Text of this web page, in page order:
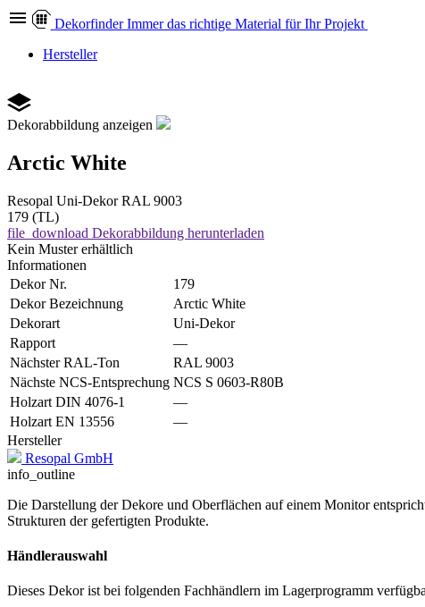
Dekorfinder Immer das richtige Material für Ihr Projekt
Hersteller
Dekorabbildung anzeigen
Arctic White
Resopal Uni-Dekor RAL 9003
179 (TL)
file_download Dekorabbildung herunterladen
Kein Muster erhältlich
Informationen
Dekor Nr.
179
Dekor Bezeichnung
Arctic White
Dekorart
Uni-Dekor
Rapport
—
Nächster RAL-Ton
RAL 9003
Nächste NCS-Entsprechung NCS S 0603-R80B
Holzart DIN 4076-1
—
Holzart EN 13556
—
Hersteller
Resopal GmbH
info_outline
Die Darstellung der Dekore und Oberflächen auf einem Monitor
Strukturen der gefertigten Produkte.
Händlerauswahl
Dieses Dekor ist bei folgenden Fachhändlern im Lagerprogramm